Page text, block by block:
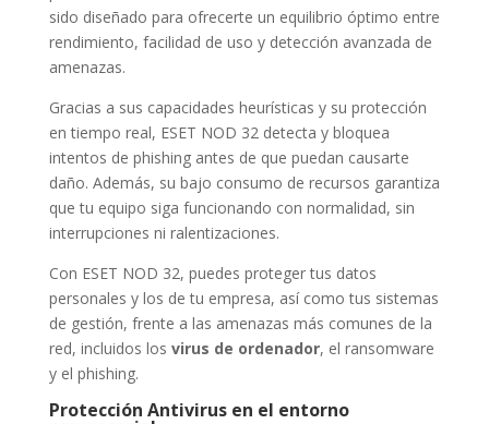
sido diseñado para ofrecerte un equilibrio óptimo entre
rendimiento, facilidad de uso y detección avanzada de
amenazas.
Gracias a sus capacidades heurísticas y su protección
en tiempo real, ESET NOD 32 detecta y bloquea
intentos de phishing antes de que puedan causarte
daño. Además, su bajo consumo de recursos garantiza
que tu equipo siga funcionando con normalidad, sin
interrupciones ni ralentizaciones.
Con ESET NOD 32, puedes proteger tus datos
personales y los de tu empresa, así como tus sistemas
de gestión, frente a las amenazas más comunes de la
red, incluidos los virus de ordenador, el ransomware
y el phishing.
Protección Antivirus en el entorno